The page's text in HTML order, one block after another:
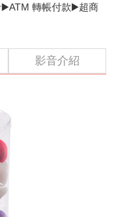
轉帳付款▶️超商
影音介紹